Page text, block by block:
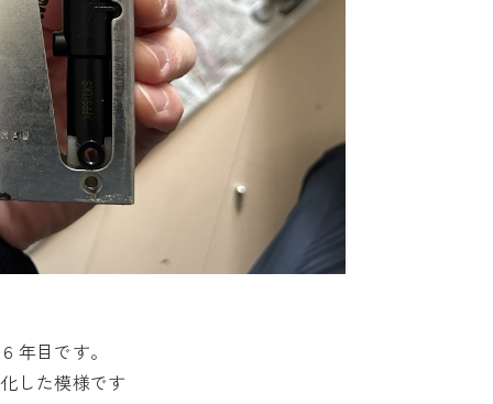
年目です。
した模様です